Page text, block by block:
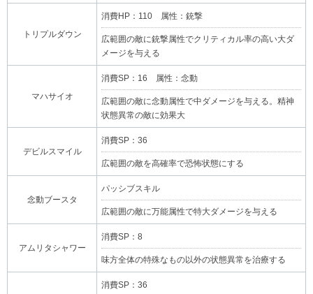
トリプルダウン
消費HP：110 属性：銃撃
広範囲の敵に銃撃属性でクリティカル率の高い大ダ
メージを与える
マハサイオ
消費SP：16 属性：念動
広範囲の敵に念動属性で中ダメージを与える。精神
状態異常の敵に効果大
デビルスマイル
消費SP：36
広範囲の敵を高確率で恐怖状態にする
念動ブースタ
パッシブスキル
広範囲の敵に万能属性で特大ダメージを与える
アムリタシャワー
消費SP：8
味方全体の特殊なもの以外の状態異常を治療する
消費SP：36